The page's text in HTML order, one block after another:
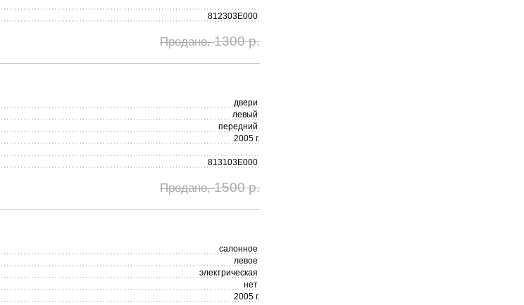
812303E000
Продано,1300 р.
двери
левый
передний
2005 г.
813103E000
Продано,1500 р.
салонное
левое
электрическая
нет
2005 г.